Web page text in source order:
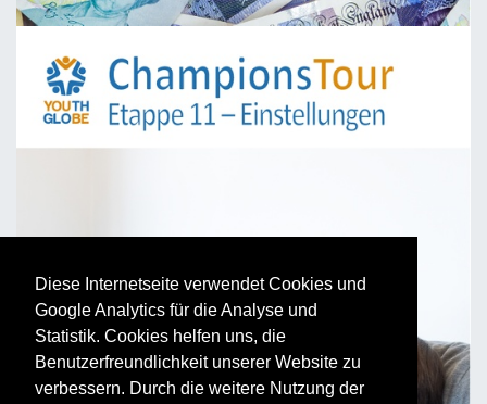
Diese Internetseite verwendet Cookies und
Google Analytics für die Analyse und
Statistik. Cookies helfen uns, die
Benutzerfreundlichkeit unserer Website zu
verbessern. Durch die weitere Nutzung der